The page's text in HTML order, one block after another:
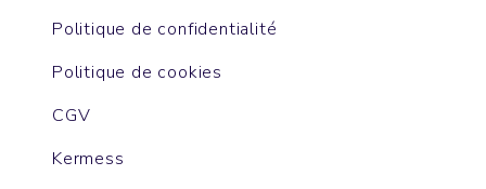
Politique de confidentialité
Politique de cookies
CGV
Kermess